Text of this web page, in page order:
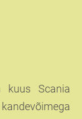
kuus Scania